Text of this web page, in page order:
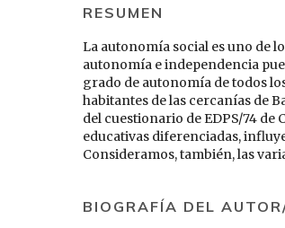
RESUMEN
La autonomía social es uno de
autonomía e independencia
grado de autonomía de todos
habitantes de las cercanías de
del cuestionario de EDPS/74
educativas diferenciadas,
Consideramos, también, las
BIOGRAFÍA DEL